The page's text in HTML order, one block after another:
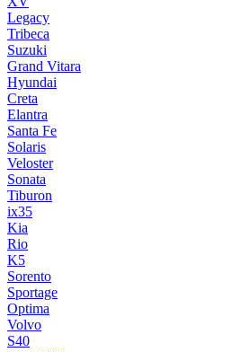
Legacy
Tribeca
Suzuki
Grand Vitara
Hyundai
Creta
Elantra
Santa Fe
Solaris
Veloster
Sonata
Tiburon
ix35
Kia
Rio
K5
Sorento
Sportage
Optima
Volvo
S40